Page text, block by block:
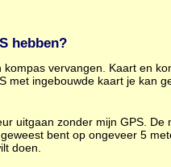
hebben?
kompas vervangen. Kaart en
met ingebouwde kaart je kan
uitgaan zonder mijn GPS.
bent op ongeveer 5
doen.